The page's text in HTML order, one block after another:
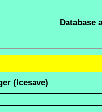
Database
(Icesave)